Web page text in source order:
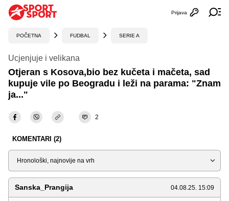
Otvori
Prijava
POČETNA FUDBAL SERIE A
Ucjenjuje i velikana
Otjeran s Kosova,bio bez kučeta i mačeta, sad
kupuje vile po Beogradu i leži na parama: "Znam
ja..."
2
KOMENTARI (2)
Sortiraj
Sanska_Prangija 04.08.25. 15:09